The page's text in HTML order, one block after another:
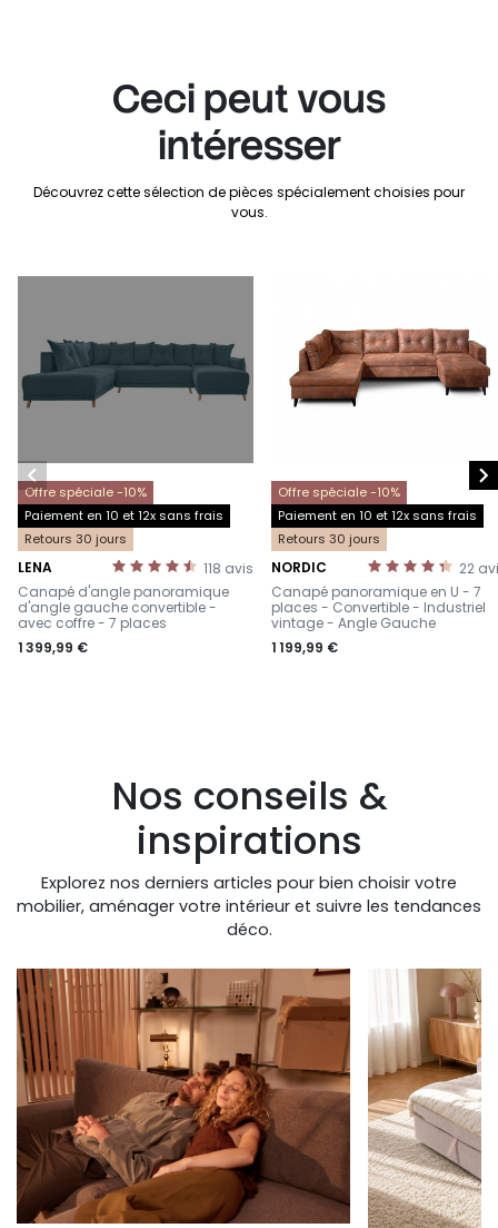
Ceci peut vous
intéresser
Découvrez cette sélection de pièces spécialement choisies pour
vous.
Offre spéciale -10%
Paiement en 10 et 12x sans frais
Retours 30 jours
118 avis
LENA
-
Canapé d'angle panoramique
d'angle gauche convertible -
avec coffre - 7 places
1 399,99 €
Offre spéciale -10%
Paiement en 10 et 12x sans frais
Retours 30 jours
22
NORDIC
-
Canapé panoramique en U - 7
places - Convertible - Industriel
vintage - Angle Gauche
1 199,99 €
 
Nos conseils &
inspirations
Explorez nos derniers articles pour bien choisir votre
mobilier, aménager votre intérieur et suivre les tendances
déco.